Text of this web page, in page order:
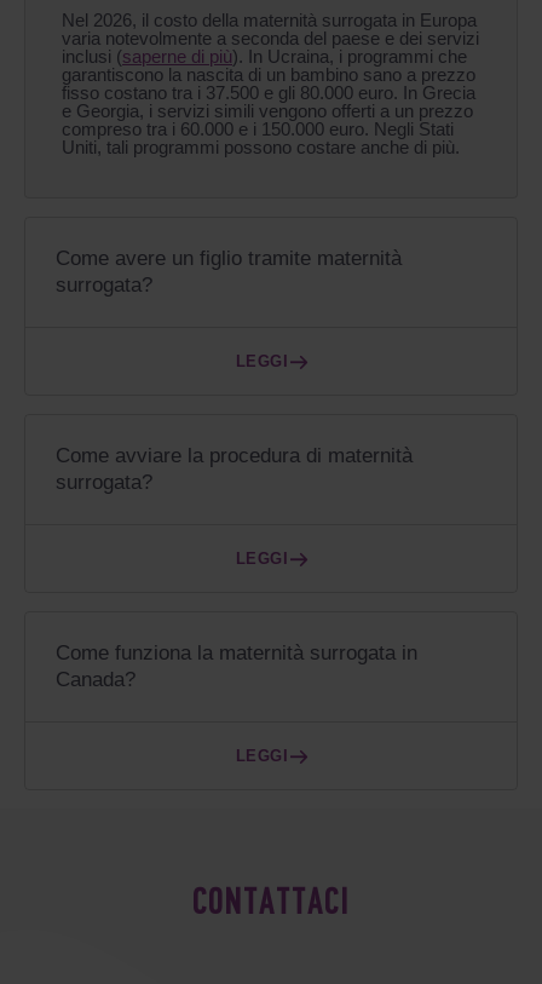
Nel 2026, il costo della maternità surrogata in Europa
varia notevolmente a seconda del paese e dei servizi
inclusi (saperne di più). In Ucraina, i programmi che
garantiscono la nascita di un bambino sano a prezzo
fisso costano tra i 37.500 e gli 80.000 euro. In Grecia
e Georgia, i servizi simili vengono offerti a un prezzo
compreso tra i 60.000 e i 150.000 euro. Negli Stati
Uniti, tali programmi possono costare anche di più.
Come avere un figlio tramite maternità
surrogata?
LEGGI
Come avviare la procedura di maternità
surrogata?
LEGGI
Come funziona la maternità surrogata in
Canada?
LEGGI
CONTATTACI